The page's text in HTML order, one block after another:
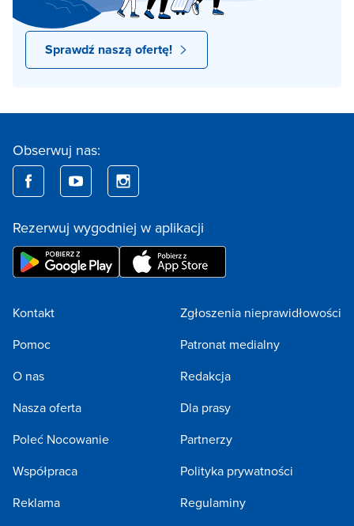
Sprawdź naszą ofertę!
Obserwuj nas:
Rezerwuj wygodniej w aplikacji
Kontakt
Pomoc
O nas
Nasza oferta
Poleć Nocowanie
Współpraca
Reklama
Zgłoszenia nieprawidłowości
Patronat medialny
Redakcja
Dla prasy
Partnerzy
Polityka prywatności
Regulaminy